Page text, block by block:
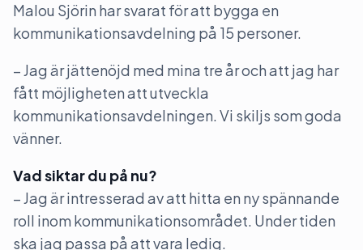
Malou Sjörin har svarat för att bygga en
kommunikationsavdelning på 15 personer.
– Jag är jättenöjd med mina tre år och att jag har
fått möjligheten att utveckla
kommunikationsavdelningen. Vi skiljs som goda
vänner.
Vad siktar du på nu?
– Jag är intresserad av att hitta en ny spännande
roll inom kommunikationsområdet. Under tiden
ska jag passa på att vara ledig.